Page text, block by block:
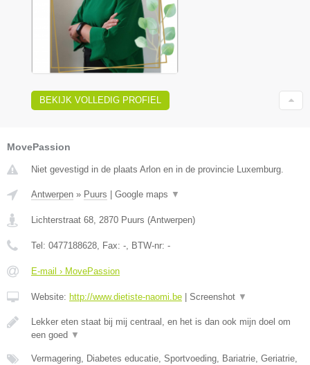
BEKIJK VOLLEDIG PROFIEL
MovePassion
Niet gevestigd in de plaats Arlon en in de provincie Luxemburg.
Antwerpen » Puurs Google maps ▼
Lichterstraat 68, 2870 Puurs (Antwerpen)
Tel: 0477188628, Fax: -, BTW-nr: -
E-mail › MovePassion
Website: http://www.dietiste-naomi.be Screenshot ▼
Lekker eten staat bij mij centraal, en het is dan ook mijn doel om
een goed ▼
Vermagering, Diabetes educatie, Sportvoeding, Bariatrie, Geriatrie,